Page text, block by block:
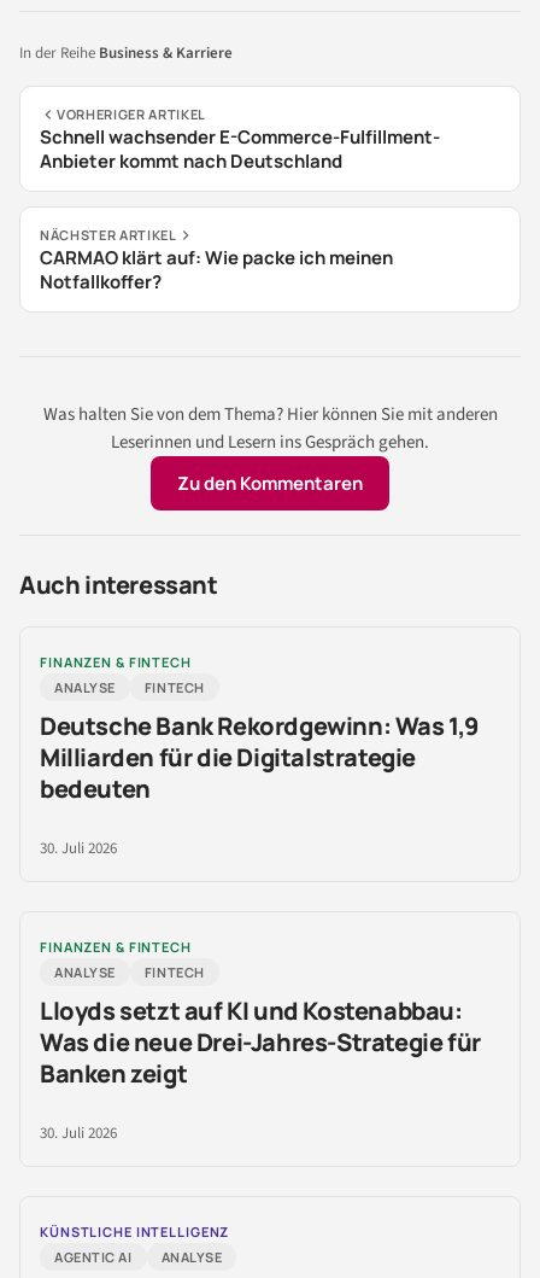
In der Reihe Business & Karriere
VORHERIGER ARTIKEL
Schnell wachsender E-Commerce-Fulfillment-
Anbieter kommt nach Deutschland
NÄCHSTER ARTIKEL
CARMAO klärt auf: Wie packe ich meinen
Notfallkoffer?
Was halten Sie von dem Thema? Hier können Sie mit anderen
Leserinnen und Lesern ins Gespräch gehen.
Zu den Kommentaren
Auch interessant
FINANZEN & FINTECH
ANALYSE
FINTECH
Deutsche Bank Rekordgewinn: Was 1,9
Milliarden für die Digitalstrategie
bedeuten
30. Juli 2026
FINANZEN & FINTECH
ANALYSE
FINTECH
Lloyds setzt auf KI und Kostenabbau:
Was die neue Drei-Jahres-Strategie für
Banken zeigt
30. Juli 2026
KÜNSTLICHE INTELLIGENZ
AGENTIC AI
ANALYSE